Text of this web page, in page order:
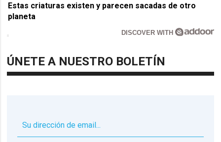
Estas criaturas existen y parecen sacadas de otro
planeta
DISCOVER WITH
ÚNETE A NUESTRO BOLETÍN